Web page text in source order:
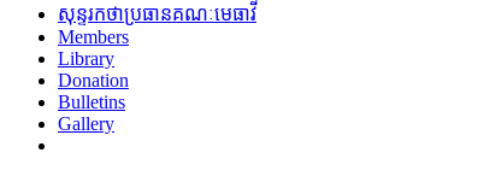
សុន្ទរកថាប្រធានគណៈមេធាវី
Members
Library
Donation
Bulletins
Gallery